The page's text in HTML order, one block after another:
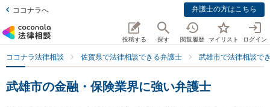
ココナラへ 弁護士の方はこちら
投稿する 探す 閲覧履歴 マイリスト ログイン
ココナラ法律相談 佐賀県で法律相談できる弁護士 武雄市で法律相談で
武雄市の金融・保険業界に強い弁護士